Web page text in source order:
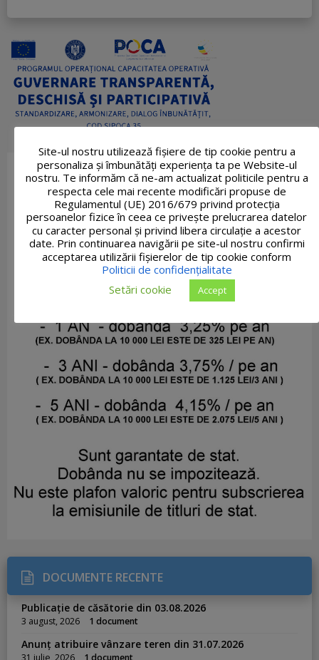
DOCUMENTE RECENTE
Publicație de căsătorie din 03.08.2026
3 august, 2026 1 document
Anunț atribuire vânzare teren din 31.07.2026
Site-ul nostru utilizează fişiere de tip cookie pentru a
personaliza și îmbunătăți experiența ta pe Website-ul
nostru. Te informăm că ne-am actualizat politicile pentru a
respecta cele mai recente modificări propuse de
Regulamentul (UE) 2016/679 privind protecția
persoanelor fizice în ceea ce privește prelucrarea datelor
cu caracter personal și privind libera circulație a acestor
date. Prin continuarea navigării pe site-ul nostru confirmi
acceptarea utilizării fişierelor de tip cookie conform
Politicii de confidențialitate
Setări cookie
Accept